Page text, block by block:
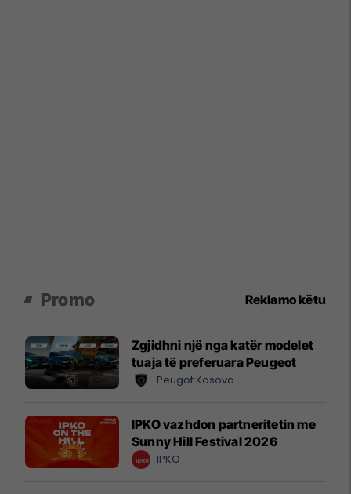
Promo Reklamo këtu
Zgjidhni një nga katër modelet
tuaja të preferuara Peugeot
Peugot Kosova
IPKO vazhdon partneritetin me
Sunny Hill Festival 2026
IPKO